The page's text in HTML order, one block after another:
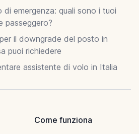
di emergenza: quali sono i tuoi
passeggero?
il downgrade del posto in
puoi richiedere
assistente di volo in Italia
Come funziona